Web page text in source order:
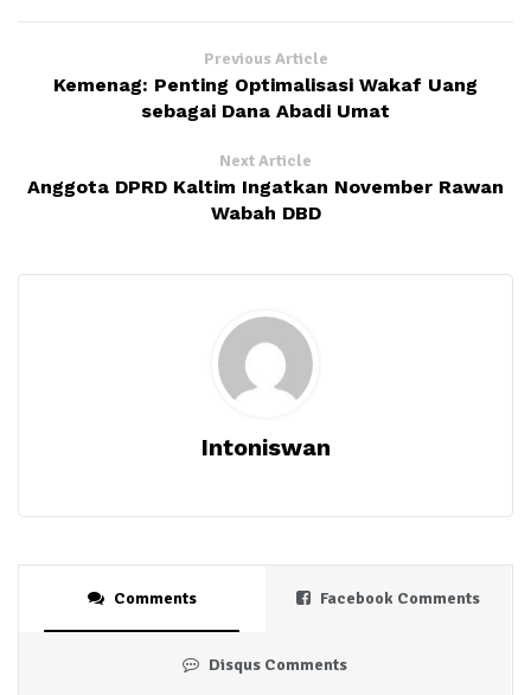
Previous Article
Kemenag: Penting Optimalisasi Wakaf Uang
sebagai Dana Abadi Umat
Next Article
Anggota DPRD Kaltim Ingatkan November Rawan
Wabah DBD
Intoniswan
Comments Facebook Comments
Disqus Comments